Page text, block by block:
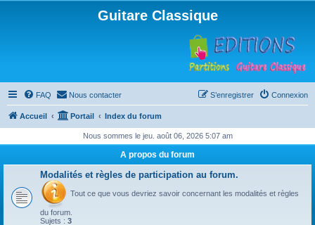
Guitare Classique
FAQ Nous contacter Connexion
S’enregistrer
Accueil Portail Index du forum
Nous sommes le jeu. août 06, 2026 5:07 am
A propos du forum
Modalités et règles de participation au forum.
Tout ce que vous devriez savoir concernant les modalités et règles
du forum.
Sujets : 3